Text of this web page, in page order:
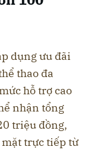
dụng ưu đãi
thao đa
hỗ trợ cao
nhận tổng
triệu đồng,
trực tiếp từ